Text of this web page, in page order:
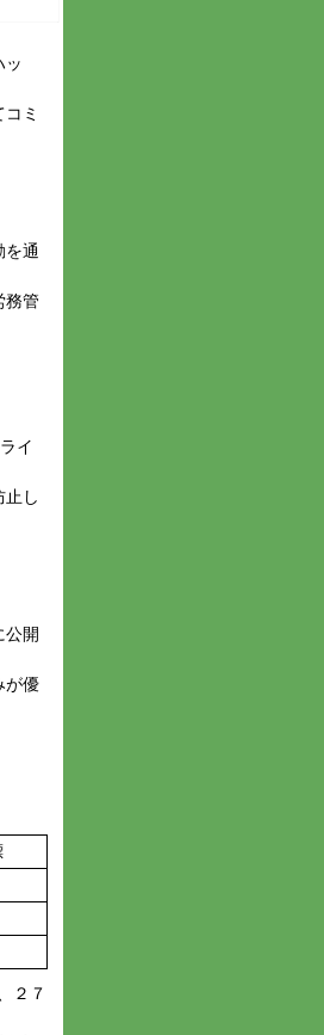
ッ
ミ
を通
務管
イ
止し
公開
が優
２７